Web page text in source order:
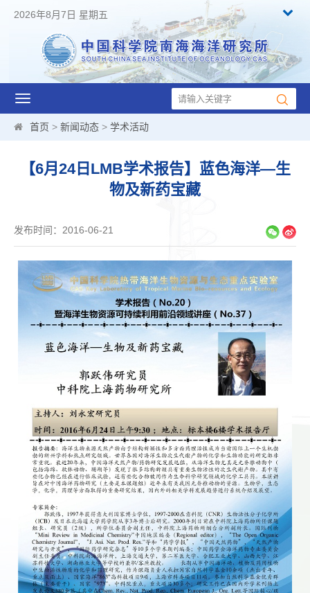
2026年8月7日 星期五
Toggle
navigation
首页 > 新闻动态 > 学术活动
【6月24日LMB学术报告】蓝色海洋—生
物及新药宝藏
发布时间：2016-06-21